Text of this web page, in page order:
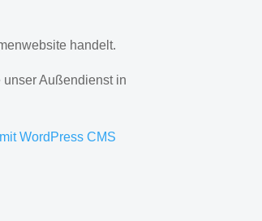
handelt.
Außendienst in
WordPress CMS